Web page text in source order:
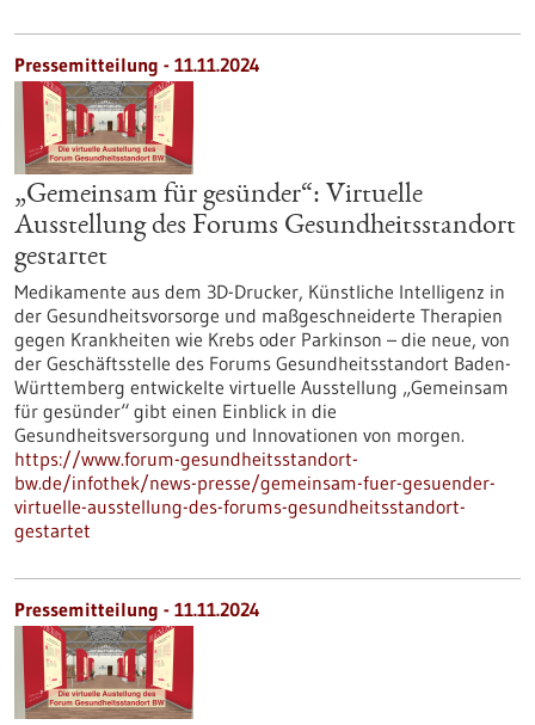
Pressemitteilung - 11.11.2024
„Gemeinsam für gesünder“: Virtuelle
Ausstellung des Forums Gesundheitsstandort
gestartet
Medikamente aus dem 3D-Drucker, Künstliche Intelligenz in
der Gesundheitsvorsorge und maßgeschneiderte Therapien
gegen Krankheiten wie Krebs oder Parkinson – die neue, von
der Geschäftsstelle des Forums Gesundheitsstandort Baden-
Württemberg entwickelte virtuelle Ausstellung „Gemeinsam
für gesünder“ gibt einen Einblick in die
Gesundheitsversorgung und Innovationen von morgen.
https://www.forum-gesundheitsstandort-
bw.de/infothek/news-presse/gemeinsam-fuer-gesuender-
virtuelle-ausstellung-des-forums-gesundheitsstandort-
gestartet
Pressemitteilung - 11.11.2024